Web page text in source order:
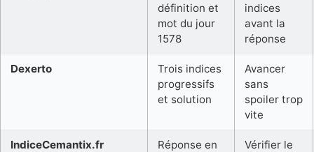
définition et
mot du jour
1578
indices
avant la
réponse
Dexerto
Trois indices
progressifs
et solution
Avancer
sans
spoiler trop
vite
IndiceCemantix.fr
Réponse en
Vérifier le